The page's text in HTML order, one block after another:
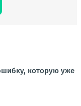
которую уже